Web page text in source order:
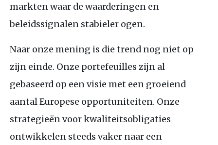
markten waar de waarderingen en
beleidssignalen stabieler ogen.
Naar onze mening is die trend nog niet op
zijn einde. Onze portefeuilles zijn al
gebaseerd op een visie met een groeiend
aantal Europese opportuniteiten. Onze
strategieën voor kwaliteitsobligaties
ontwikkelen steeds vaker naar een